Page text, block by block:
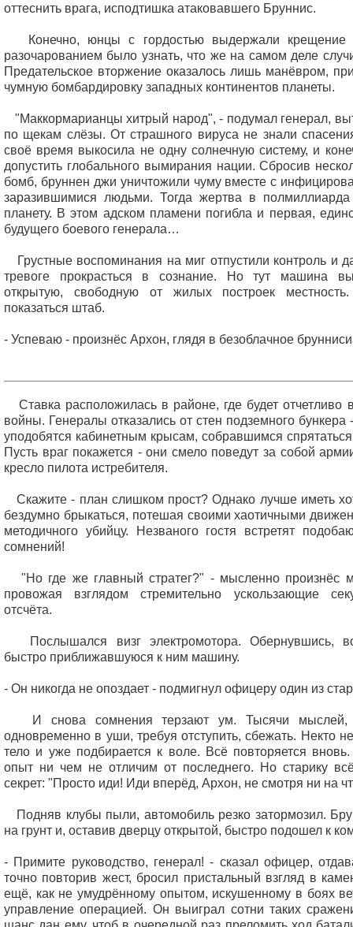
оттеснить врага, исподтишка атаковавшего Бруннис.
Конечно, юнцы с гордостью выдержали крещение
разочарованием было узнать, что же на самом деле
Предательское вторжение оказалось лишь манёвром,
чумную бомбардировку западных континентов планеты.
"Маккормарианцы хитрый народ", - подумал генерал,
по щекам слёзы. От страшного вируса не знали
своё время выкосила не одну солнечную систему, и
допустить глобального вымирания нации. Сбросив
бомб, бруннен джи уничтожили чуму вместе с
заразившимися людьми. Тогда жертва в полмиллиарда
планету. В этом адском пламени погибла и первая,
будущего боевого генерала…
Грустные воспоминания на миг отпустили контроль и
тревоге прокрасться в сознание. Но тут машина
открытую, свободную от жилых построек
показаться штаб.
- Успеваю - произнёс Архон, глядя в безоблачное
Ставка расположилась в районе, где будет отчетливо
войны. Генералы отказались от стен подземного
уподобятся кабинетным крысам, собравшимся
Пусть враг покажется - они смело поведут за собой
кресло пилота истребителя.
Скажите - план слишком прост? Однако лучше иметь
бездумно брыкаться, потешая своими хаотичными
методичного убийцу. Незваного гостя встретят
сомнений!
"Но где же главный стратег?" - мысленно произнёс
провожая взглядом стремительно ускользающие
отсчёта.
Послышался визг электромотора. Обернувшись,
быстро приближавшуюся к ним машину.
- Он никогда не опоздает - подмигнул офицеру один из
И снова сомнения терзают ум. Тысячи мыслей,
одновременно в уши, требуя отступить, сбежать. Некто
тело и уже подбирается к воле. Всё повторяется
опыт ни чем не отличим от последнего. Но старику
секрет: "Просто иди! Иди вперёд, Архон, не смотря ни на
Подняв клубы пыли, автомобиль резко затормозил.
на грунт и, оставив дверцу открытой, быстро подошел к
- Примите руководство, генерал! - сказал офицер,
точно повторив жест, бросил пристальный взгляд в
ещё, как не умудрённому опытом, искушенному в боях
управление операцией. Он выиграл сотни таких